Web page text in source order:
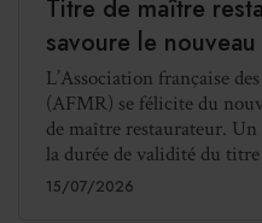
Titre de maître
savoure le
L’Association française
(AFMR) se félicite du
de maître restaurateur.
la durée de validité du
15/07/2026